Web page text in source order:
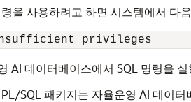
을 사용하려고 하면 시스템에서 다
privileges
AI 데이터베이스에서 SQL 명령을
SQL 패키지는 자율운영 AI 데이